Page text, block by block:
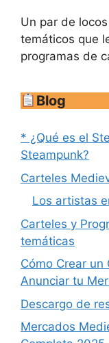
Un par de
temáticos que
programas de
Blog
* ¿Qué es el
Steampunk?
Carteles
Los artistas
Carteles y
temáticas
Cómo Crear un
Anunciar tu
Descargo de
Mercados